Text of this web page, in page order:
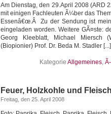
Am Dienstag, den 29.April 2008 (ARD
mit einigen Fachleuten Ã¼ber das
Essenâ€œ.Â Zu der Sendung ist
eingeladen worden. Weitere GÃ¤ste:
Georg Kleeblatt, Michael Miersch
(Biopionier) Prof. Dr. Beda M. Stadler [...]
Kategorie Allgemeines,
Feuer, Holzkohle und
Freitag, den 25. April 2008